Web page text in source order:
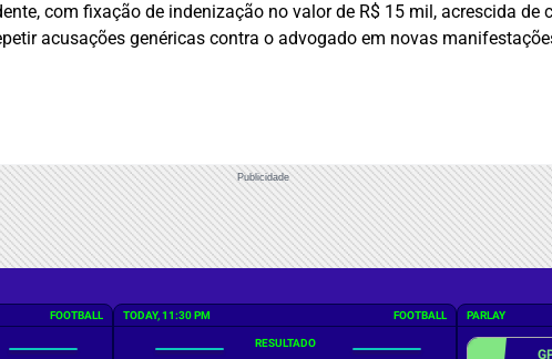
com fixação de indenização no valor de R$ 15 mil, acrescida de
acusações genéricas contra o advogado em novas
Publicidade